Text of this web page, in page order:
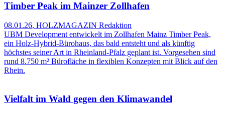
Timber Peak im Mainzer Zollhafen
08.01.26, HOLZMAGAZIN Redaktion
UBM Development entwickelt im Zollhafen Mainz Timber Peak,
ein Holz‑Hybrid‑Bürohaus, das bald entsteht und als künftig
höchstes seiner Art in Rheinland‑Pfalz geplant ist. Vorgesehen sind
rund 8.750 m² Bürofläche in flexiblen Konzepten mit Blick auf den
Rhein.
Vielfalt im Wald gegen den Klimawandel